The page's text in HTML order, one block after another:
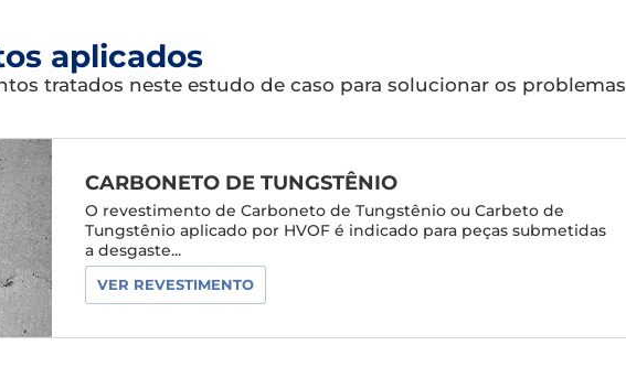
aplicados
tratados neste estudo de caso para solucionar os problemas
CARBONETO DE TUNGSTÊNIO
O revestimento de Carboneto de Tungstênio ou Carbeto de
Tungstênio aplicado por HVOF é indicado para peças submetidas
a desgaste...
VER REVESTIMENTO